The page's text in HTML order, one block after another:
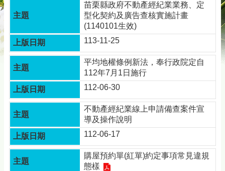
綜
合
載
專
區
防
區
苗栗縣政府不動產經紀業業務、定
型化契約及廣告查核實施計畫
(1140101生效)
113-11-25
平均地權條例新法，奉行政院定自
112年7月1日施行
112-06-30
不動產經紀業線上申請備查案件宣
導及操作說明
112-06-17
購屋預約單(紅單)約定事項常見違規
態樣